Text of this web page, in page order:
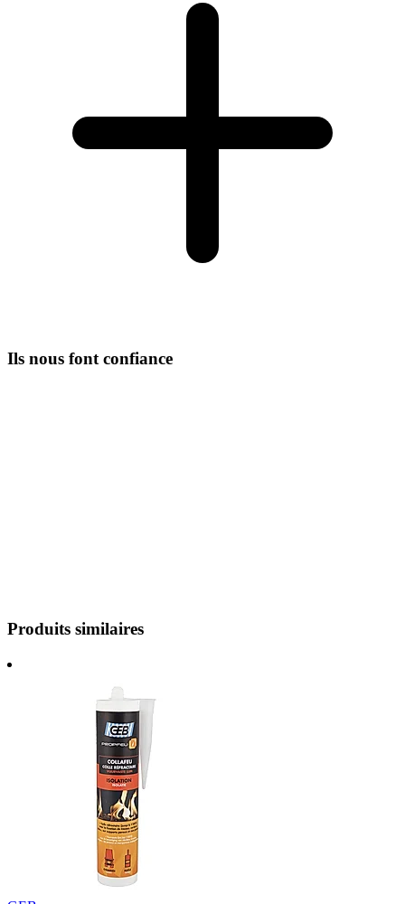
Ils nous font confiance
Produits similaires